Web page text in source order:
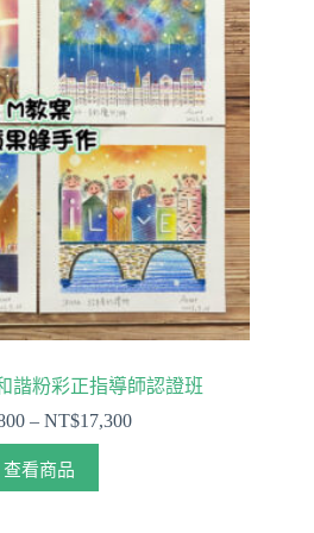
諧粉彩正指導師認證班
–NT$17,300
查看商品